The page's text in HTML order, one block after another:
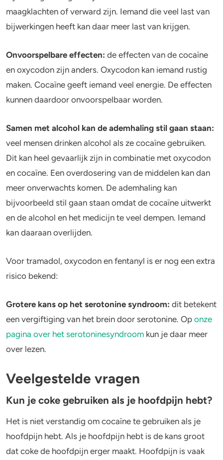
maagklachten of verward zijn. Iemand die veel last van
bijwerkingen heeft kan daar meer last van krijgen.
Onvoorspelbare effecten: de effecten van de cocaïne
en oxycodon zijn anders. Oxycodon kan iemand rustig
maken. Cocaïne geeft iemand veel energie. De effecten
kunnen daardoor onvoorspelbaar worden.
Samen met alcohol kan de ademhaling stil gaan staan:
veel mensen drinken alcohol als ze cocaïne gebruiken.
Dit kan heel gevaarlijk zijn in combinatie met oxycodon
en cocaïne. Een overdosering van de middelen kan dan
meer onverwachts komen. De ademhaling kan
bijvoorbeeld stil gaan staan omdat de cocaïne uitwerkt
en de alcohol en het medicijn te veel dempen. Iemand
kan daaraan overlijden.
Voor tramadol, oxycodon en fentanyl is er nog een extra
risico bekend:
Grotere kans op het serotonine syndroom: dit betekent
een vergiftiging van het brein door serotonine. Op onze
pagina over het serotoninesyndroom kun je daar meer
over lezen.
Veelgestelde vragen
Kun je coke gebruiken als je hoofdpijn hebt?
Het is niet verstandig om cocaïne te gebruiken als je
hoofdpijn hebt. Als je hoofdpijn hebt is de kans groot
dat coke de hoofdpijn erger maakt. Hoofdpijn is vaak